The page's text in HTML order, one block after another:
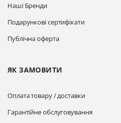
Наші Бренди
Подарункові сертифікати
Публічна оферта
ЯК ЗАМОВИТИ
Оплата товару / доставки
Гарантійне обслуговування